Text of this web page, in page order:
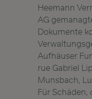
Heemann
AG
Dokumente
Aufhäuser
rue Gabriel
Munsbach,
Für Schäden,